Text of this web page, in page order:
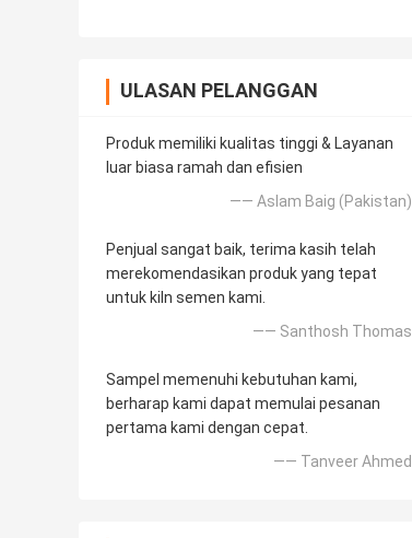
ULASAN PELANGGAN
Produk memiliki kualitas tinggi & Layanan
luar biasa ramah dan efisien
—— Aslam Baig (Pakistan)
Penjual sangat baik, terima kasih telah
merekomendasikan produk yang tepat
untuk kiln semen kami.
—— Santhosh Thomas
Sampel memenuhi kebutuhan kami,
berharap kami dapat memulai pesanan
pertama kami dengan cepat.
—— Tanveer Ahmed